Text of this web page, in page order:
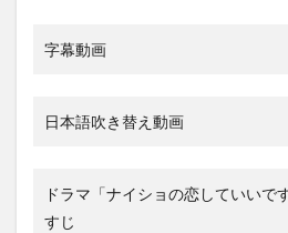
字幕動画
日本語吹き替え動画
ドラマ「ナイショの恋していいで
すじ